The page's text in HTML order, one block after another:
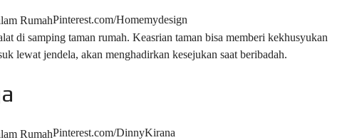
Pinterest.com/Homemydesign
di samping taman rumah. Keasrian taman bisa memberi kekhusyukan
lewat jendela, akan menghadirkan kesejukan saat beribadah.
Pinterest.com/DinnyKirana